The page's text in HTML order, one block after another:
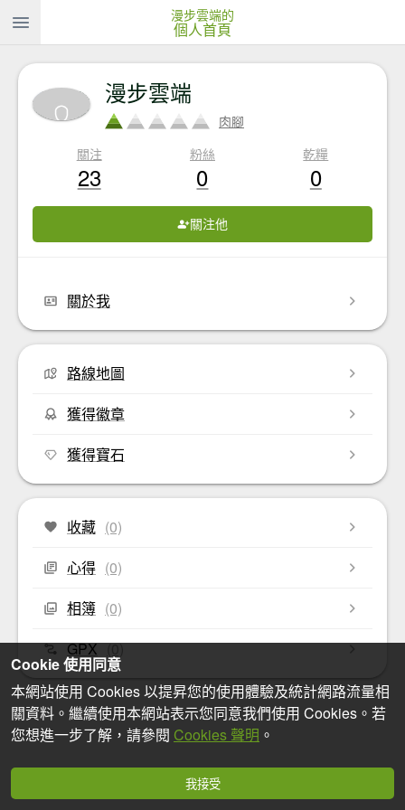
漫步雲端的
個人首頁
漫步雲端
肉腳
關注
23
粉絲
0
乾糧
0
關注他
關於我
路線地圖
獲得徽章
獲得寶石
收藏 (0)
心得 (0)
相簿 (0)
GPX (0)
Cookie 使用同意
本網站使用 Cookies 以提昇您的使用體驗及統計網路流量相
關資料。繼續使用本網站表示您同意我們使用 Cookies。若
您想進一步了解，請參閱 Cookies 聲明 。
我接受